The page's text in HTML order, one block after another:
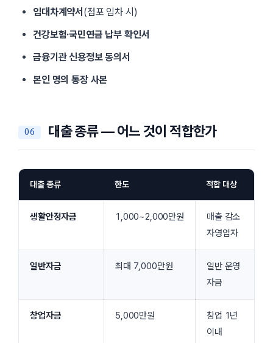
임대차계약서 (점포 임차 시)
건강보험·국민연금 납부 확인서
금융기관 신용정보 동의서
본인 명의 통장 사본
대출 종류 — 어느 것이 적합한가
대출 종류 한도 적합 대상
생활안정자금 1,000~2,000만원
매출 감소
자영업자
일반자금 최대 7,000만원
일반 운영
자금
창업자금 5,000만원
창업 1년
이내